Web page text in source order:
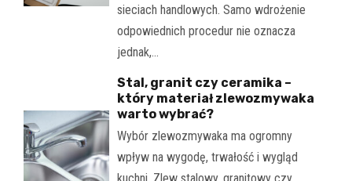
sieciach handlowych. Samo wdrożenie
odpowiednich procedur nie oznacza
jednak,…
Stal, granit czy ceramika –
który materiał zlewozmywaka
warto wybrać?
Wybór zlewozmywaka ma ogromny
wpływ na wygodę, trwałość i wygląd